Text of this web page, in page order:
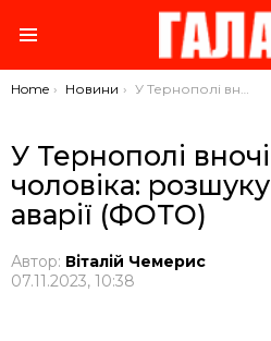
You are here:
Home Новини У Тернополі вночі збили чоловіка: розшукують свідків аварії (ФОТО)
У Тернополі
чоловіка:
аварії (ФОТО)
Автор: Віталій Чемерис
07.11.2023, 10:38